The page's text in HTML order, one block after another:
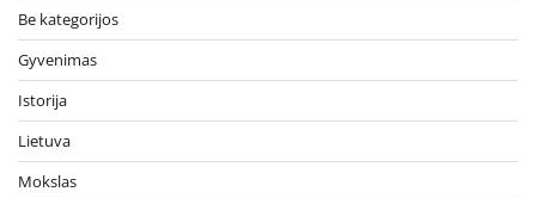
Be kategorijos
Gyvenimas
Istorija
Lietuva
Mokslas